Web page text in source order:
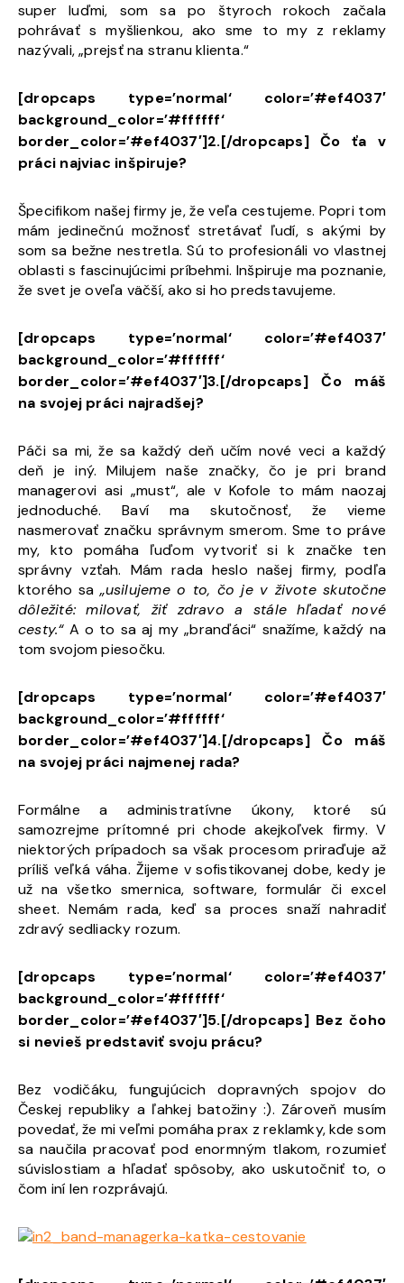
super luďmi, som sa po štyroch rokoch začala
pohrávať s myšlienkou, ako sme to my z reklamy
nazývali, „prejsť na stranu klienta.“
[dropcaps type=’normal‘ color=’#ef4037′
background_color=’#ffffff‘
border_color=’#ef4037′]2.[/dropcaps] Čo ťa v
práci najviac inšpiruje?
Špecifikom našej firmy je, že veľa cestujeme. Popri tom
mám jedinečnú možnosť stretávať ľudí, s akými by
som sa bežne nestretla. Sú to profesionáli vo vlastnej
oblasti s fascinujúcimi príbehmi. Inšpiruje ma poznanie,
že svet je oveľa väčší, ako si ho predstavujeme.
[dropcaps type=’normal‘ color=’#ef4037′
background_color=’#ffffff‘
border_color=’#ef4037′]3.[/dropcaps] Čo máš
na svojej práci najradšej?
Páči sa mi, že sa každý deň učím nové veci a každý
deň je iný. Milujem naše značky, čo je pri brand
managerovi asi „must“, ale v Kofole to mám naozaj
jednoduché. Baví ma skutočnosť, že vieme
nasmerovať značku správnym smerom. Sme to práve
my, kto pomáha ľuďom vytvoriť si k značke ten
správny vzťah. Mám rada heslo našej firmy, podľa
ktorého sa „usilujeme o to, čo je v živote skutočne
dôležité: milovať, žiť zdravo a stále hľadať nové
cesty.“A o to sa aj my „branďáci“ snažíme, každý na
tom svojom piesočku.
[dropcaps type=’normal‘ color=’#ef4037′
background_color=’#ffffff‘
border_color=’#ef4037′]4.[/dropcaps]Čo máš
na svojej práci najmenej rada?
Formálne a administratívne úkony, ktoré sú
samozrejme prítomné pri chode akejkoľvek firmy. V
niektorých prípadoch sa však procesom priraďuje až
príliš veľká váha. Žijeme v sofistikovanej dobe, kedy je
už na všetko smernica, software, formulár či excel
sheet. Nemám rada, keď sa proces snaží nahradiť
zdravý sedliacky rozum.
[dropcaps type=’normal‘ color=’#ef4037′
background_color=’#ffffff‘
border_color=’#ef4037′]5.[/dropcaps] Bez čoho
si nevieš predstaviť svoju prácu?
Bez vodičáku, fungujúcich dopravných spojov do
Českej republiky a ľahkej batožiny :). Zároveň musím
povedať, že mi veľmi pomáha prax z reklamky, kde som
sa naučila pracovať pod enormným tlakom, rozumieť
súvislostiam a hľadať spôsoby, ako uskutočniť to, o
čom iní len rozprávajú.